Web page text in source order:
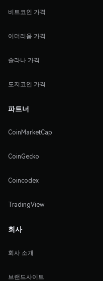
비트코인 가격
이더리움 가격
솔라나 가격
도지코인 가격
파트너
CoinMarketCap
CoinGecko
Coincodex
TradingView
회사
회사 소개
브랜드사이트